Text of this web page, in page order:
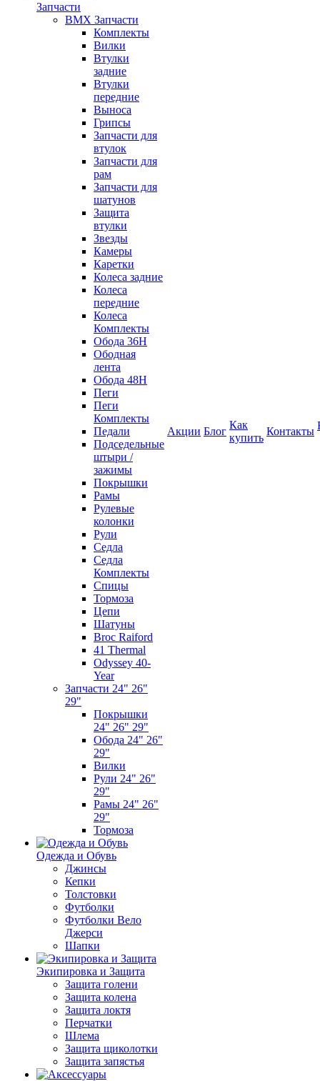
Запчасти
BMX Запчасти
Комплекты
Вилки
Втулки
задние
Втулки
передние
Выноса
Грипсы
Запчасти для
втулок
Запчасти для
рам
Запчасти для
шатунов
Защита
втулки
Звезды
Камеры
Каретки
Колеса задние
Колеса
передние
Колеса
Комплекты
Обода 36H
Ободная
лента
Обода 48H
Пеги
Пеги
Комплекты
Педали
Подседельные
штыри /
зажимы
Покрышки
Рамы
Рулевые
колонки
Рули
Седла
Седла
Комплекты
Спицы
Тормоза
Цепи
Шатуны
Broc Raiford
41 Thermal
Odyssey 40-
Year
Запчасти 24" 26"
29"
Покрышки
24" 26" 29"
Обода 24" 26"
29"
Вилки
Рули 24" 26"
29"
Рамы 24" 26"
29"
Тормоза
Одежда и Обувь
Джинсы
Кепки
Толстовки
Футболки
Футболки Вело
Джерси
Шапки
Экипировка и Защита
Защита голени
Защита колена
Защита локтя
Перчатки
Шлема
Защита щиколотки
Защита запястья
Акции Блог
Как
купить
Контакты